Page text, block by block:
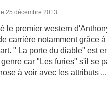
25 décembre 2013
le premier western
carrière notamment grâce
" La porte du diable" est
car "Les furies" s'il se
à voir avec les attributs ...